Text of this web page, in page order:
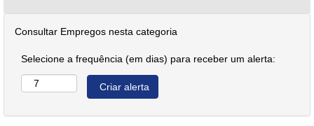
Consultar Empregos nesta categoria
Selecione a frequência (em dias) para receber um alerta: